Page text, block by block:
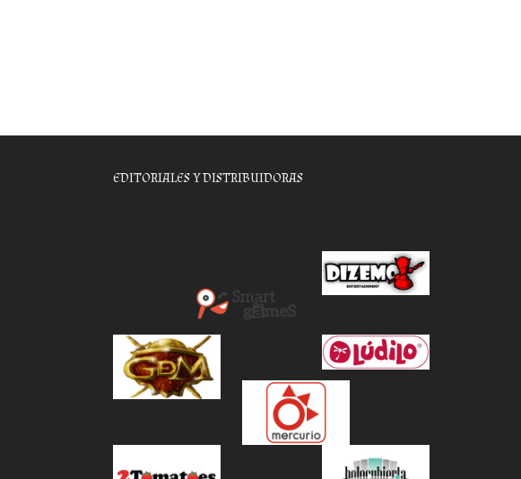
EDITORIALES Y DISTRIBUIDORAS